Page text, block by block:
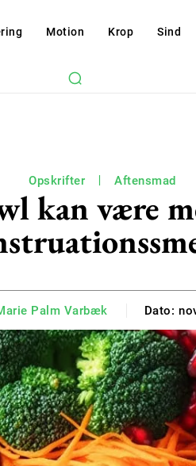
Motion Krop Sind
Opskrifter Aftensmad
kan være
Palm Varbæk Dato: